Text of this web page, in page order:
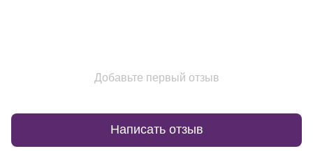
Добавьте первый отзыв
Написать отзыв